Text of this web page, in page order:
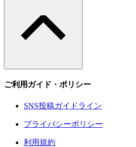
ご利用ガイド・ポリシー
SNS投稿ガイドライン
プライバシーポリシー
利用規約